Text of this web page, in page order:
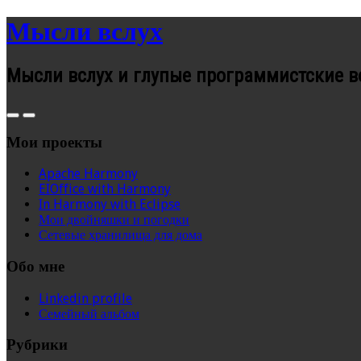
Мысли вслух
Мысли вслух и глупые программистские
Мои проекты
Apache Harmony
EIOffice with Harmony
In Harmony with Eclipse
Мои двойняшки и погодки
Сетевые хранилища для дома
Обо мне
Linkedin profile
Семейный альбом
Рубрики